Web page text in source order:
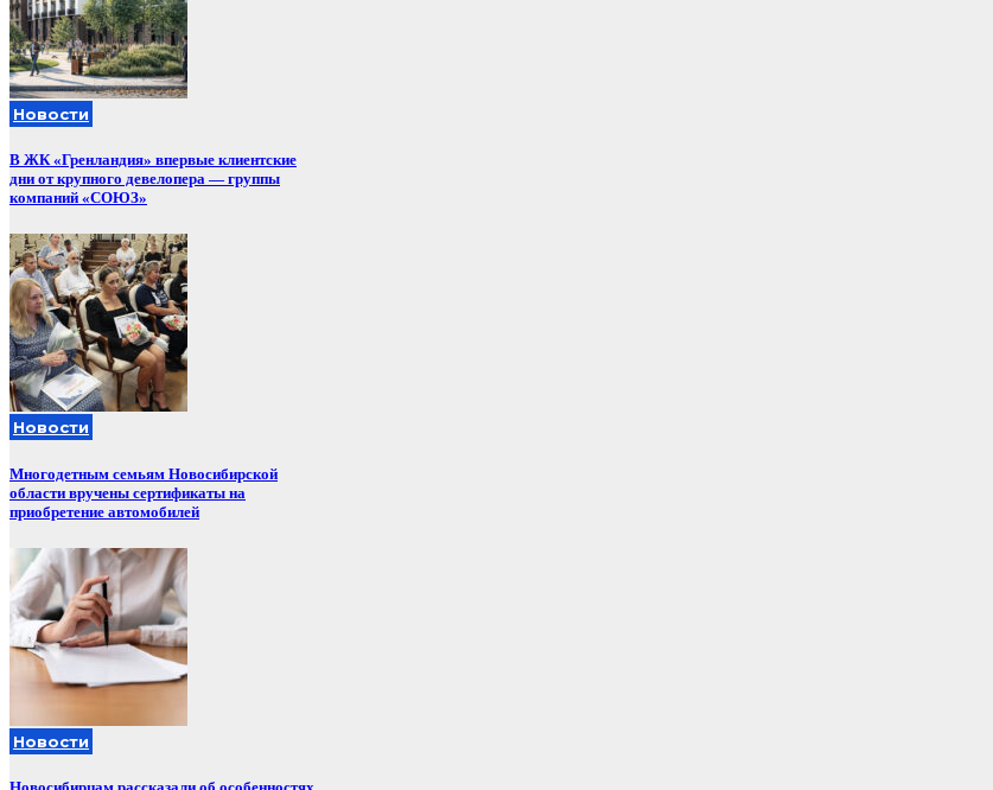
Новости
В ЖК «Гренландия» впервые клиентские
дни от крупного девелопера — группы
компаний «СОЮЗ»
Новости
Многодетным семьям Новосибирской
области вручены сертификаты на
приобретение автомобилей
Новости